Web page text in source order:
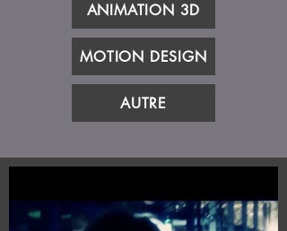
ANIMATION 3D
MOTION DESIGN
AUTRE